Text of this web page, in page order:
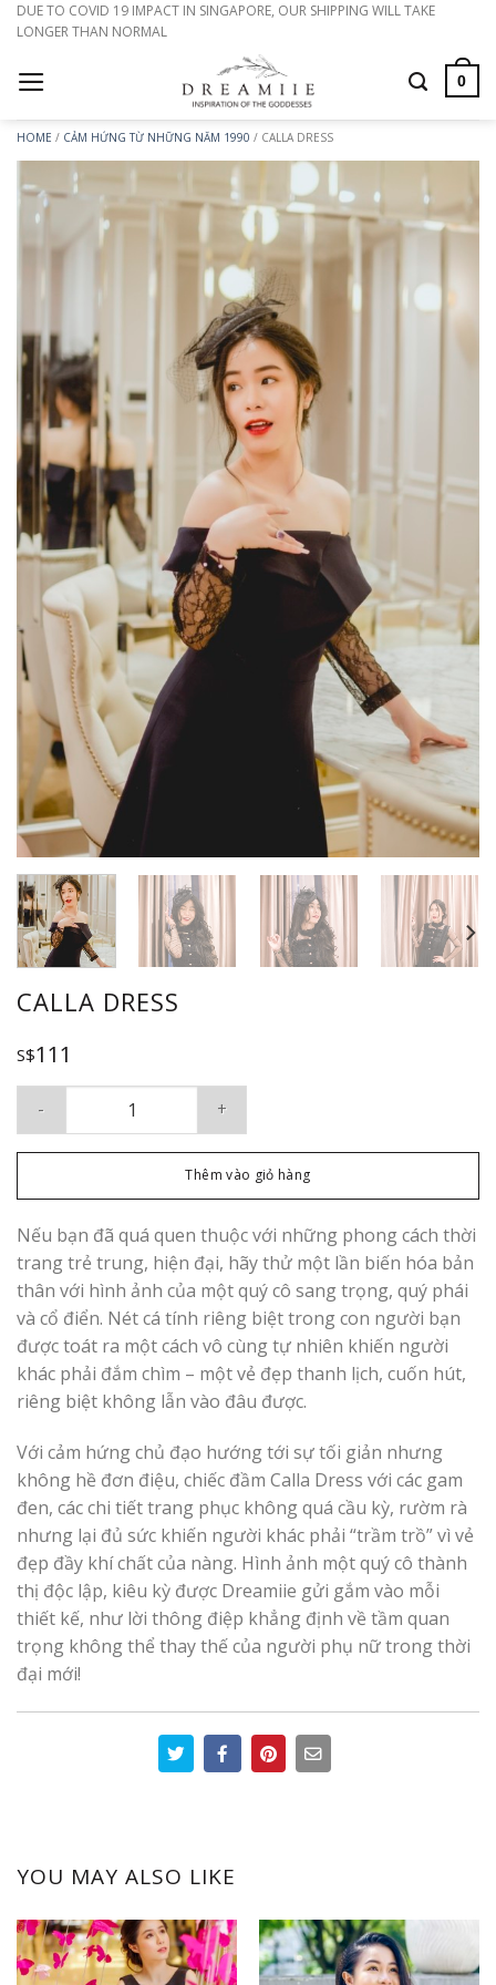
Bỏ
qua
nội
dung
DUE TO COVID 19 IMPACT IN SINGAPORE, OUR SHIPPING WILL TAKE
LONGER THAN NORMAL
0
HOME / CẢM HỨNG TỪ NHỮNG NĂM 1990 / CALLA DRESS
CALLA DRESS
S$111
Thêm vào giỏ hàng
Nếu bạn đã quá quen thuộc với những phong cách thời
trang trẻ trung, hiện đại, hãy thử một lần biến hóa bản
thân với hình ảnh của một quý cô sang trọng, quý phái
và cổ điển. Nét cá tính riêng biệt trong con người bạn
được toát ra một cách vô cùng tự nhiên khiến người
khác phải đắm chìm – một vẻ đẹp thanh lịch, cuốn hút,
riêng biệt không lẫn vào đâu được.
Với cảm hứng chủ đạo hướng tới sự tối giản nhưng
không hề đơn điệu, chiếc đầm Calla Dress với các gam
đen, các chi tiết trang phục không quá cầu kỳ, rườm rà
nhưng lại đủ sức khiến người khác phải “trầm trồ” vì vẻ
đẹp đầy khí chất của nàng. Hình ảnh một quý cô thành
thị độc lập, kiêu kỳ được Dreamiie gửi gắm vào mỗi
thiết kế, như lời thông điệp khẳng định về tầm quan
trọng không thể thay thế của người phụ nữ trong thời
đại mới!
YOU MAY ALSO LIKE